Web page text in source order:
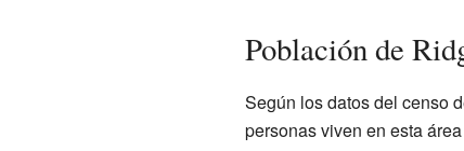
Población de
Según los datos del censo
personas viven en esta